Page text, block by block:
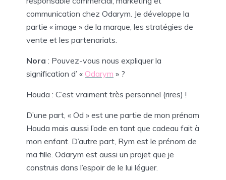
communication chez Odarym. Je développe la
partie « image » de la marque, les stratégies de
vente et les partenariats.
Nora : Pouvez-vous nous expliquer la
signification d’ « Odarym » ?
Houda : C’est vraiment très personnel (rires) !
D’une part, « Od » est une partie de mon prénom
Houda mais aussi l’ode en tant que cadeau fait à
mon enfant. D’autre part, Rym est le prénom de
ma fille. Odarym est aussi un projet que je
construis dans l’espoir de le lui léguer.